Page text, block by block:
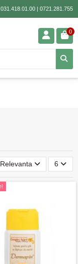
031.418.01.00| 0721.281.755
0
Relevanta 6